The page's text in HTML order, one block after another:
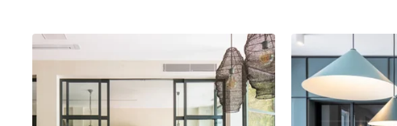
Paris
Weiß, Rückwand aus
Frontblende, braunem
Tokio Peripherie